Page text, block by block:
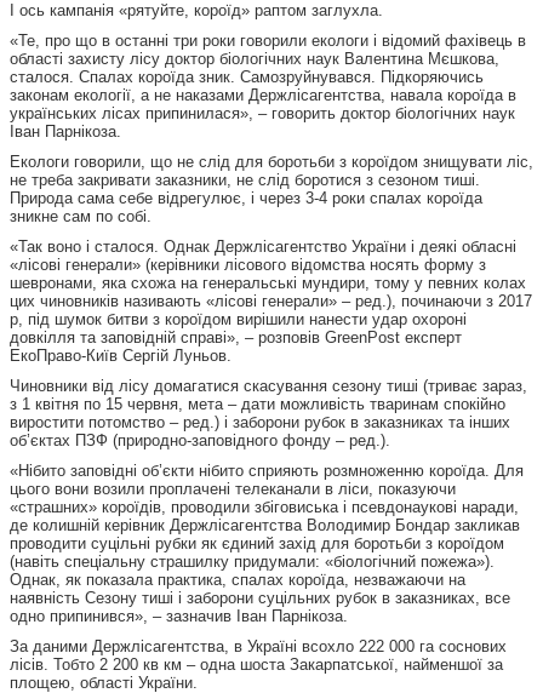
І ось кампанія «рятуйте, короїд» раптом заглухла.
«Те, про що в останні три роки говорили екологи і відомий фахівець в
області захисту лісу доктор біологічних наук Валентина Мєшкова,
сталося. Спалах короїда зник. Самозруйнувався. Підкоряючись
законам екології, а не наказами Держлісагентства, навала короїда в
українських лісах припинилася», – говорить доктор біологічних наук
Іван Парнікоза.
Екологи говорили, що не слід для боротьби з короїдом знищувати ліс,
не треба закривати заказники, не слід боротися з сезоном тиші.
Природа сама себе відрегулює, і через 3-4 роки спалах короїда
зникне сам по собі.
«Так воно і сталося. Однак Держлісагентство України і деякі обласні
«лісові генерали» (керівники лісового відомства носять форму з
шевронами, яка схожа на генеральські мундири, тому у певних колах
цих чиновників називають «лісові генерали» – ред.), починаючи з 2017
р, під шумок битви з короїдом вирішили нанести удар охороні
довкілля та заповідній справі», – розповів GreenPost експерт
ЕкоПраво-Київ Сергій Луньов.
Чиновники від лісу домагатися скасування сезону тиші (триває зараз,
з 1 квітня по 15 червня, мета – дати можливість тваринам спокійно
виростити потомство – ред.) і заборони рубок в заказниках та інших
об’єктах ПЗФ (природно-заповідного фонду – ред.).
«Нібито заповідні об’єкти нібито сприяють розмноженню короїда. Для
цього вони возили проплачені телеканали в ліси, показуючи
«страшних» короїдів, проводили збіговиська і псевдонаукові наради,
де колишній керівник Держлісагентства Володимир Бондар закликав
проводити суцільні рубки як єдиний захід для боротьби з короїдом
(навіть спеціальну страшилку придумали: «біологічний пожежа»).
Однак, як показала практика, спалах короїда, незважаючи на
наявність Сезону тиші і заборони суцільних рубок в заказниках, все
одно припинився», – зазначив Іван Парнікоза.
За даними Держлісагентства, в Україні всохло 222 000 га соснових
лісів. Тобто 2 200 кв км – одна шоста Закарпатської, найменшої за
площею, області України.